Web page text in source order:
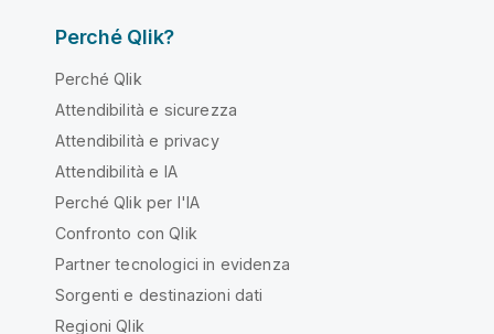
Perché Qlik?
Perché Qlik
Attendibilità e sicurezza
Attendibilità e privacy
Attendibilità e IA
Perché Qlik per l'IA
Confronto con Qlik
Partner tecnologici in evidenza
Sorgenti e destinazioni dati
Regioni Qlik